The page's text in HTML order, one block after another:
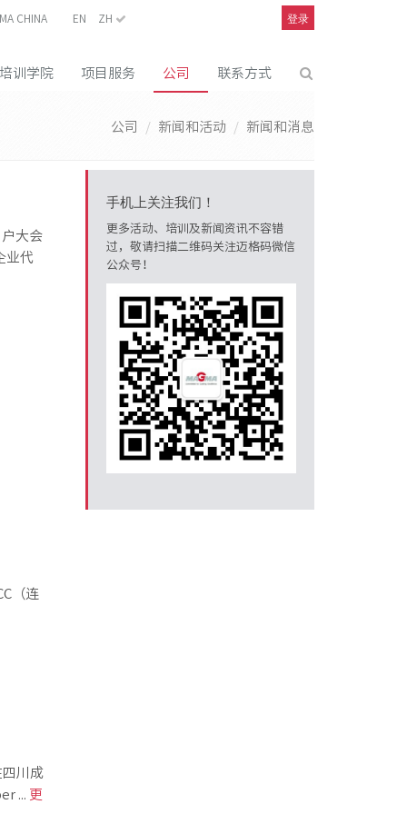
CHINA EN ZH 登录
培训学院 项目服务 公司 联系方式
公司 新闻和活动 新闻和消息
大会
业代
（连
川成
... 更
手机上关注我们！
更多活动、培训及新闻资讯不容错
过，敬请扫描二维码关注迈格码微信
公众号！